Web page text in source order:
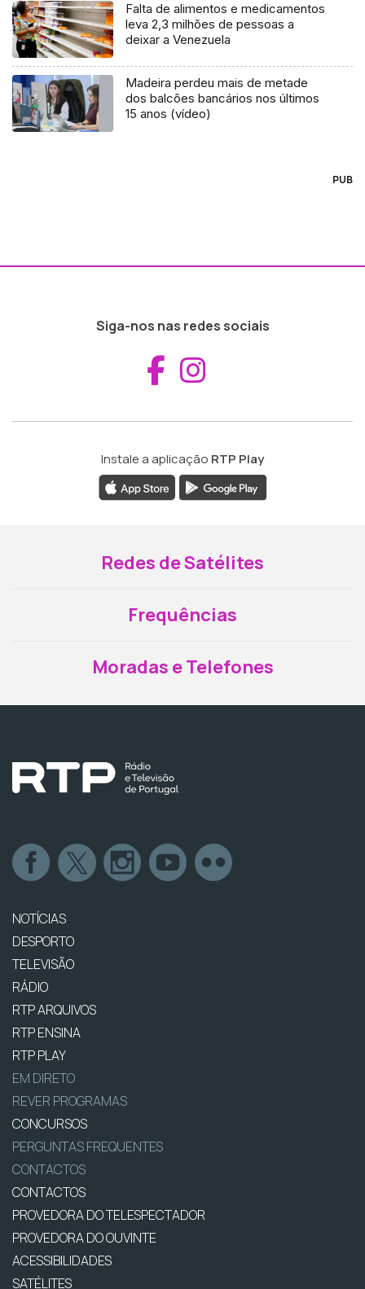
Falta de alimentos e medicamentos
leva 2,3 milhões de pessoas a
deixar a Venezuela
Madeira perdeu mais de metade
dos balcões bancários nos últimos
15 anos (vídeo)
PUB
Siga-nos nas redes sociais
Aceder ao
Instale a aplicação RTP Play
Redes de Satélites
Frequências
Moradas e Telefones
NOTÍCIAS
DESPORTO
TELEVISÃO
RÁDIO
RTP ARQUIVOS
RTP ENSINA
RTP PLAY
EM DIRETO
REVER PROGRAMAS
CONCURSOS
PERGUNTAS FREQUENTES
CONTACTOS
CONTACTOS
PROVEDORA DO TELESPECTADOR
PROVEDORA DO OUVINTE
ACESSIBILIDADES
SATÉLITES